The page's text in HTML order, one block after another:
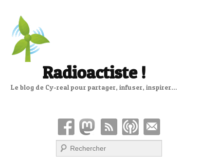
Radioactiste !
Le blog de Cy-real pour partager, infuser, inspirer…
Recherche